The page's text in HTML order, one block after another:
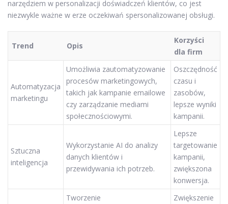
narzędziem w personalizacji doświadczeń klientów, co jest
niezwykle ważne w erze oczekiwań spersonalizowanej obsługi.
Trend Opis
Korzyści
dla firm
Automatyzacja
marketingu
Umożliwia zautomatyzowanie
procesów marketingowych,
takich jak kampanie emailowe
czy zarządzanie mediami
społecznościowymi.
Oszczędność
czasu i
zasobów,
lepsze wyniki
kampanii.
Sztuczna
inteligencja
Wykorzystanie AI do analizy
danych klientów i
przewidywania ich potrzeb.
Lepsze
targetowanie
kampanii,
zwiększona
konwersja.
Tworzenie
Zwiększenie